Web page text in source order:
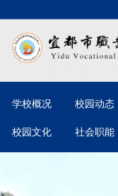
学校概况 校园动态
校园文化
社会职能